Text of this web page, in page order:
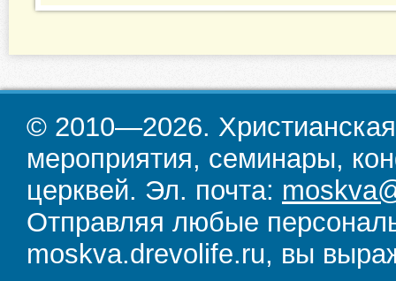
© 2010—2026.
мероприятия, семинары,
церквей. Эл. почта:
Отправляя любые
moskva.drevolife.ru, вы